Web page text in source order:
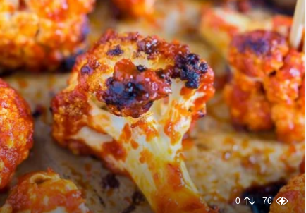
76
0